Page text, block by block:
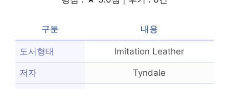
구분 내용
도서형태 Imitation Leather
저자 Tyndale